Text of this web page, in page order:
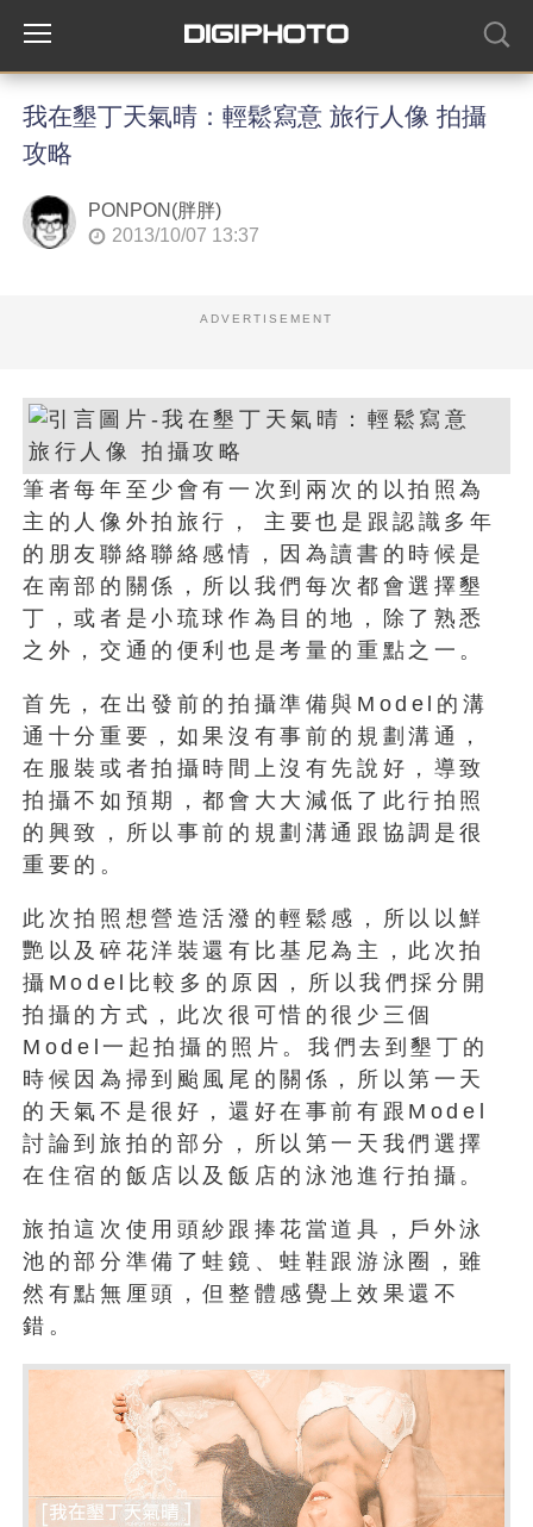
我在墾丁天氣晴：輕鬆寫意 旅行人像 拍攝
攻略
PONPON(胖胖)
2013/10/07 13:37
ADVERTISEMENT
筆者每年至少會有一次到兩次的以拍照為
主的人像外拍旅行， 主要也是跟認識多年
的朋友聯絡聯絡感情，因為讀書的時候是
在南部的關係，所以我們每次都會選擇墾
丁，或者是小琉球作為目的地，除了熟悉
之外，交通的便利也是考量的重點之一。
首先，在出發前的拍攝準備與Model的溝
通十分重要，如果沒有事前的規劃溝通，
在服裝或者拍攝時間上沒有先說好，導致
拍攝不如預期，都會大大減低了此行拍照
的興致，所以事前的規劃溝通跟協調是很
重要的。
此次拍照想營造活潑的輕鬆感，所以以鮮
艷以及碎花洋裝還有比基尼為主，此次拍
攝Model比較多的原因，所以我們採分開
拍攝的方式，此次很可惜的很少三個
Model一起拍攝的照片。我們去到墾丁的
時候因為掃到颱風尾的關係，所以第一天
的天氣不是很好，還好在事前有跟Model
討論到旅拍的部分，所以第一天我們選擇
在住宿的飯店以及飯店的泳池進行拍攝。
旅拍這次使用頭紗跟捧花當道具，戶外泳
池的部分準備了蛙鏡、蛙鞋跟游泳圈，雖
然有點無厘頭，但整體感覺上效果還不
錯。